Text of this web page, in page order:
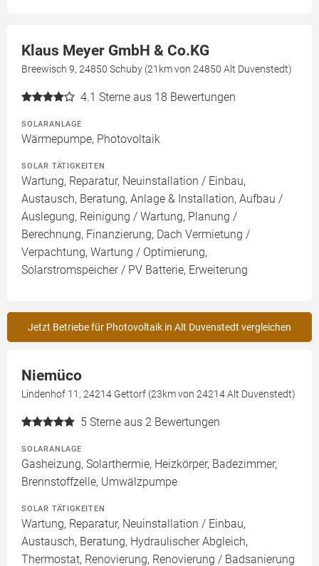
Klaus Meyer GmbH & Co.KG
Breewisch 9, 24850 Schuby (21km von 24850 Alt Duvenstedt)
4.1 Sterne aus 18 Bewertungen
SOLARANLAGE
Wärmepumpe, Photovoltaik
SOLAR TÄTIGKEITEN
Wartung, Reparatur, Neuinstallation / Einbau,
Austausch, Beratung, Anlage & Installation, Aufbau /
Auslegung, Reinigung / Wartung, Planung /
Berechnung, Finanzierung, Dach Vermietung /
Verpachtung, Wartung / Optimierung,
Solarstromspeicher / PV Batterie, Erweiterung
Jetzt Betriebe für Photovoltaik in Alt Duvenstedt vergleichen
Niemüco
Lindenhof 11, 24214 Gettorf (23km von 24214 Alt Duvenstedt)
5 Sterne aus 2 Bewertungen
SOLARANLAGE
Gasheizung, Solarthermie, Heizkörper, Badezimmer,
Brennstoffzelle, Umwälzpumpe
SOLAR TÄTIGKEITEN
Wartung, Reparatur, Neuinstallation / Einbau,
Austausch, Beratung, Hydraulischer Abgleich,
Thermostat, Renovierung, Renovierung / Badsanierung